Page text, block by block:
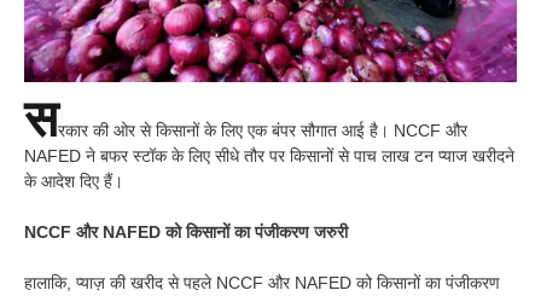
सरकार की ओर से किसानों के लिए एक बंपर सौगात आई है। NCCF और
NAFED ने बफर स्टॉक के लिए सीधे तौर पर किसानों से पाच लाख टन प्याज खरीदने
के आदेश दिए हैं।
NCCF और NAFED को किसानों का पंजीकरण जरुरी
हालाकि, प्याज़ की खरीद से पहले NCCF और NAFED को किसानों का पंजीकरण